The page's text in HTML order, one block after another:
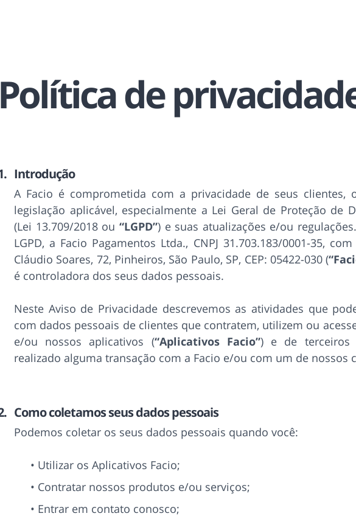
Política de
Introdução
A Facio é comprometida com a privacidade de seus clientes,
legislação aplicável, especialmente a Lei Geral de Proteção de
(Lei 13.709/2018 ou “LGPD”) e suas atualizações e/ou
LGPD, a Facio Pagamentos Ltda., CNPJ 31.703.183/0001-35,
Cláudio Soares, 72, Pinheiros, São Paulo, SP, CEP: 05422-030 (
é controladora dos seus dados pessoais.
Neste Aviso de Privacidade descrevemos as atividades que
com dados pessoais de clientes que contratem, utilizem ou
e/ou nossos aplicativos (“Aplicativos Facio”) e de terceiros
realizado alguma transação com a Facio e/ou com um de nossos
Como coletamos seus dados pessoais
Podemos coletar os seus dados pessoais quando você:
Utilizar os Aplicativos Facio;
Contratar nossos produtos e/ou serviços;
Entrar em contato conosco;